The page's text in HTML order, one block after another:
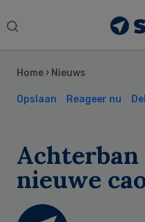
Search
Home › Nieuws
Opslaan Reageer nu
nieuwe
Sidebar